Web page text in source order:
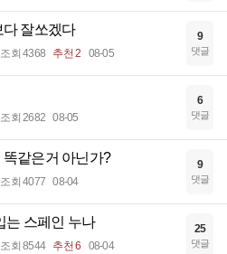
다 잘쏘겠다
조회 4368 추천 2 08-05
9
댓글
조회 2682 08-05
6
댓글
똑같은거 아닌가?
조회 4077 08-04
9
댓글
는 스페인 누나
조회 8544 추천 6 08-04
25
댓글